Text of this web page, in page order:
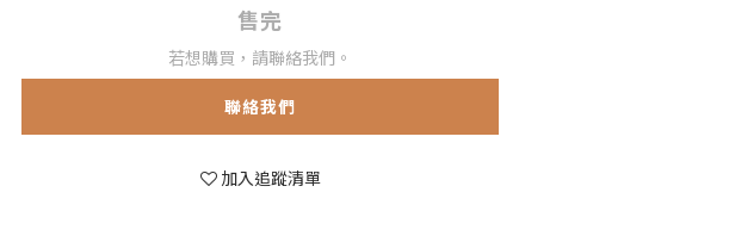
售完
若想購買，請聯絡我們。
聯絡我們
加入追蹤清單